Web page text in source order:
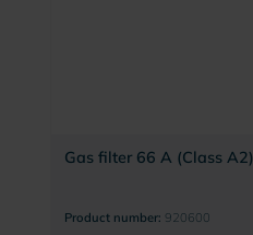
Gas filter 66 A (Class A2)
Product number: 920600